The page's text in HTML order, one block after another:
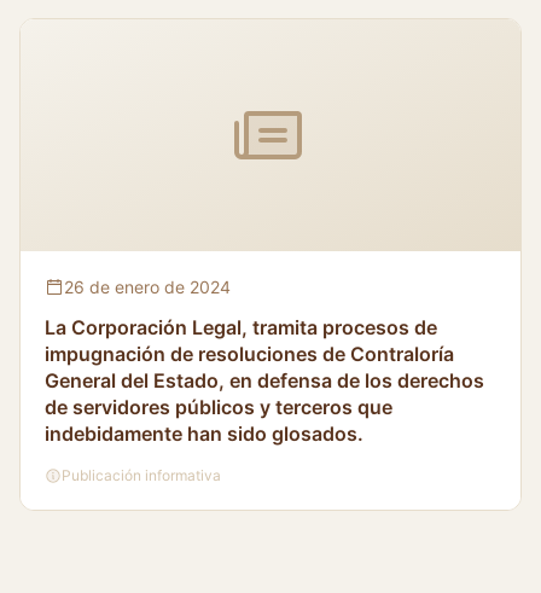
26 de enero de 2024
La Corporación Legal, tramita procesos de
impugnación de resoluciones de Contraloría
General del Estado, en defensa de los derechos
de servidores públicos y terceros que
indebidamente han sido glosados.
Publicación informativa